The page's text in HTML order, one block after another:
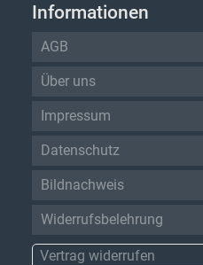
Informationen
AGB
Über uns
Impressum
Datenschutz
Bildnachweis
Widerrufsbelehrung
Vertrag widerrufen